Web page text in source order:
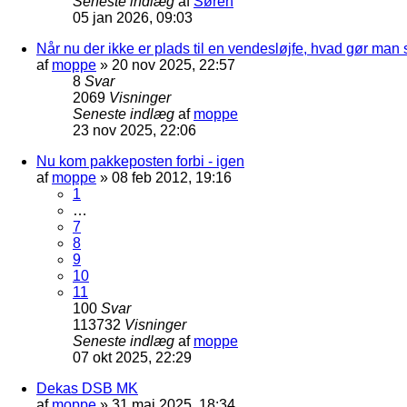
05 jan 2026, 09:03
Når nu der ikke er plads til en vendesløjfe, hvad gør man
af moppe » 20 nov 2025, 22:57
8 Svar
2069 Visninger
Seneste indlæg af moppe
23 nov 2025, 22:06
Nu kom pakkeposten forbi - igen
af moppe » 08 feb 2012, 19:16
1
…
7
8
9
10
11
100 Svar
113732 Visninger
Seneste indlæg af moppe
07 okt 2025, 22:29
Dekas DSB MK